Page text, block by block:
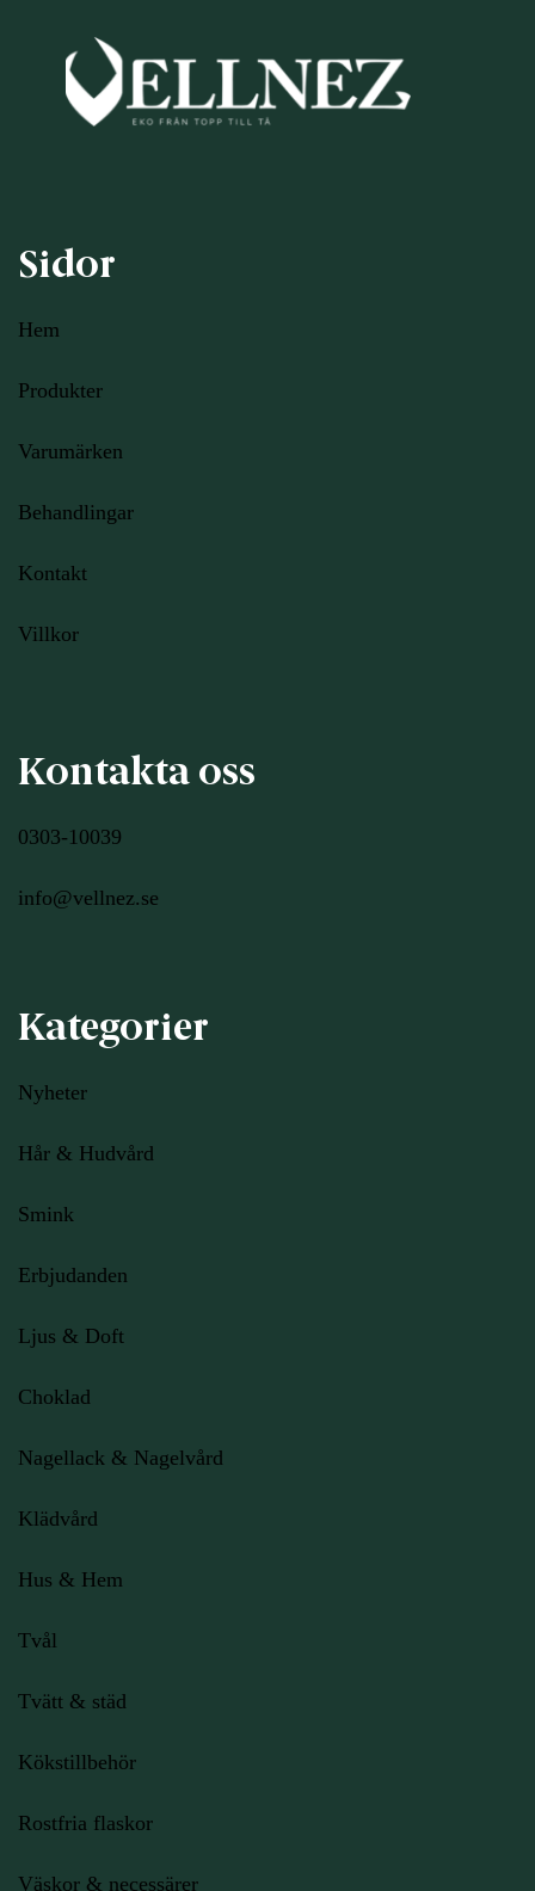
Sidor
Hem
Produkter
Varumärken
Behandlingar
Kontakt
Villkor
Kontakta oss
0303-10039
info@vellnez.se
Kategorier
Nyheter
Hår & Hudvård
Smink
Erbjudanden
Ljus & Doft
Choklad
Nagellack & Nagelvård
Klädvård
Hus & Hem
Tvål
Tvätt & städ
Kökstillbehör
Rostfria flaskor
Väskor & necessärer